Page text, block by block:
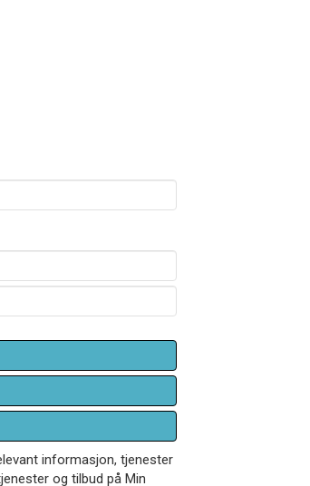
informasjon, tjenester
og tilbud på Min